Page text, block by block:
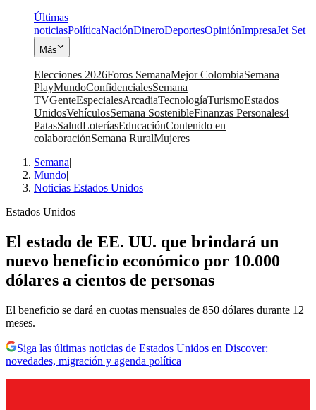
Últimas
noticiasPolíticaNaciónDineroDeportesOpiniónImpresaJet Set
Más
Elecciones 2026Foros SemanaMejor ColombiaSemana
PlayMundoConfidencialesSemana
TVGenteEspecialesArcadiaTecnologíaTurismoEstados
UnidosVehículosSemana SostenibleFinanzas Personales4
PatasSaludLoteríasEducaciónContenido en
colaboraciónSemana RuralMujeres
Semana|
Mundo|
Noticias Estados Unidos
Estados Unidos
El estado de EE. UU. que brindará un
nuevo beneficio económico por 10.000
dólares a cientos de personas
El beneficio se dará en cuotas mensuales de 850 dólares durante 12
meses.
Siga las últimas noticias de Estados Unidos en Discover:
novedades, migración y agenda política